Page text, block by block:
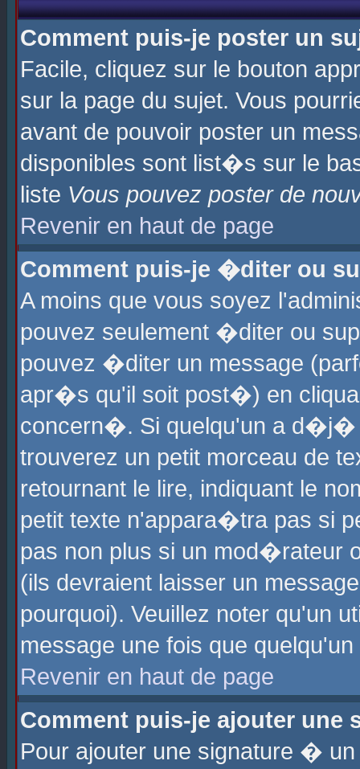
Comment puis-je poster un
Facile, cliquez sur le bouton
sur la page du sujet. Vous
avant de pouvoir poster un
disponibles sont list�s sur le
liste Vous pouvez poster de
Revenir en haut de page
Comment puis-je �diter ou
A moins que vous soyez
pouvez seulement �diter ou
pouvez �diter un message
apr�s qu'il soit post�) en
concern�. Si quelqu'un a
trouverez un petit morceau de
retournant le lire, indiquant le
petit texte n'appara�tra pas si
pas non plus si un mod�rateur
(ils devraient laisser un
pourquoi). Veuillez noter qu'un
message une fois que
Revenir en haut de page
Comment puis-je ajouter une
Pour ajouter une signature �